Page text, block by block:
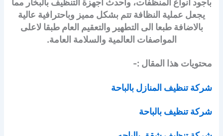
بأجود أنواع المنظفات، واحدث اجهزة التنظيف بالبخار مما
يجعل عملية النظافة تتم بشكل مميز وباحترافية عالية
بالاضافة طبعا الى التطهير والتعقيم العام طبقا لاعلى
المواصفات العالمية والسلامة العامة.
محتويات هذا المقال :-
شركة تنظيف المنازل بالباحة
شركة تنظيف بالباحة